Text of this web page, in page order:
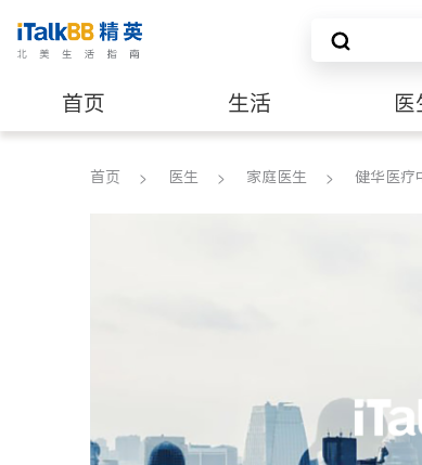
首页 生活 医
养老 非盈利组织
首页 医生 家庭医生 健华医疗